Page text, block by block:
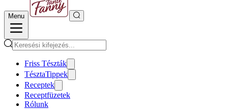
Menu
Friss Tészták
TésztaTippek
Receptek
Receptfüzetek
Rólunk